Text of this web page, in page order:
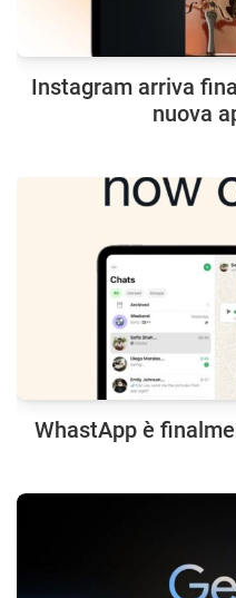
Instagram arriva
nuova
WhastApp è